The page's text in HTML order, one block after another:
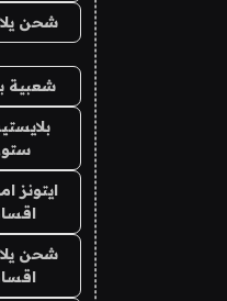
شحن
شعبية
ايتونز
شحن